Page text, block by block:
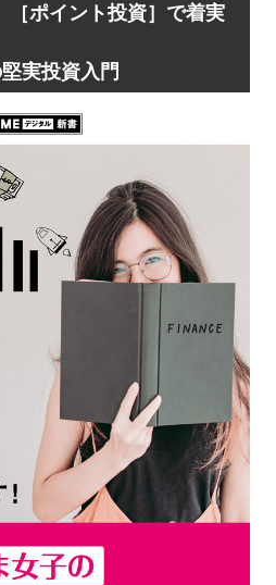
［ポイント投資］で着実
実投資入門